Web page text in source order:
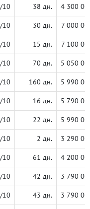
10 38 дн. 4 300
10 30 дн. 7 000
10 15 дн. 7 100
10 70 дн. 5 050
10 160 дн. 5 990
10 16 дн. 5 790
10 22 дн. 5 990
10 2 дн. 3 290
10 61 дн. 4 200
10 42 дн. 3 790
10 43 дн. 3 790